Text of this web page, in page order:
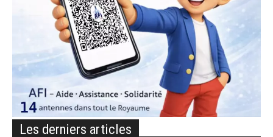
Les derniers articles